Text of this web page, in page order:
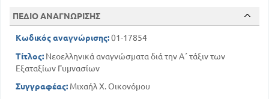
ΤΡΑΓΟΥΔΙΑ ΤΟΥ ΘΕΟΥ
108
ΣΤΟ ΘΑΝΑΤΟ ΤΟΥ ΠΑΙΔΙΟΥ ΜΟΥ
Ο ΚΑΛΟΣ ΙΕΡΕΑΣ ΤΗΣ ΒΟΛΙΣΣΟΥ
Η ΖΩΓΡΑΦΙΑ ΜΟΥ
ΠΕΔΙΟ ΑΝΑΓΝΩΡΙΣΗΣ
Κωδικός αναγνώρισης:01-17854
Τίτλος: Νεοελληνικά αναγνώσματα διά την Α΄ τάξιν των
Εξαταξίων Γυμνασίων
Συγγραφέας: Μιχαήλ Χ. Οικονόμου